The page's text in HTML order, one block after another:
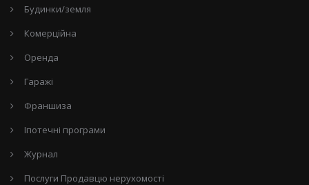
Будинки/земля
Комерційна
Оренда
Гаражі
Франшиза
Іпотечні програми
Журнал
Послуги Продавцю нерухомості